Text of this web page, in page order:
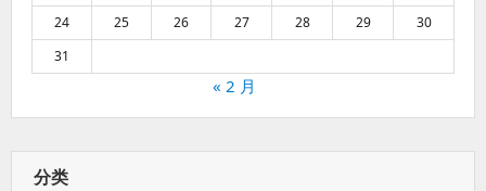
24
25 26 27 28 29
30
31
« 2 月
分类